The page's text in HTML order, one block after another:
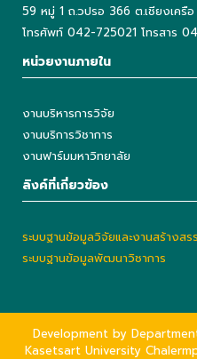
59 หมู่ 1 ถ.วปรอ 366 ต.เชียงเครื
โทรศัพท์ 042-725021 โทรสาร
หน่วยงานภายใน
งานบริหารการวิจัย
งานบริการวิชาการ
งานฟาร์มมหาวิทยาลัย
ลิงค์ที่เกี่ยวข้อง
ระบบฐานข้อมูลวิจัยและงานสร้างสร
ระบบฐานข้อมูลพัฒนาวิชาการ
Development by
Kasetsart University